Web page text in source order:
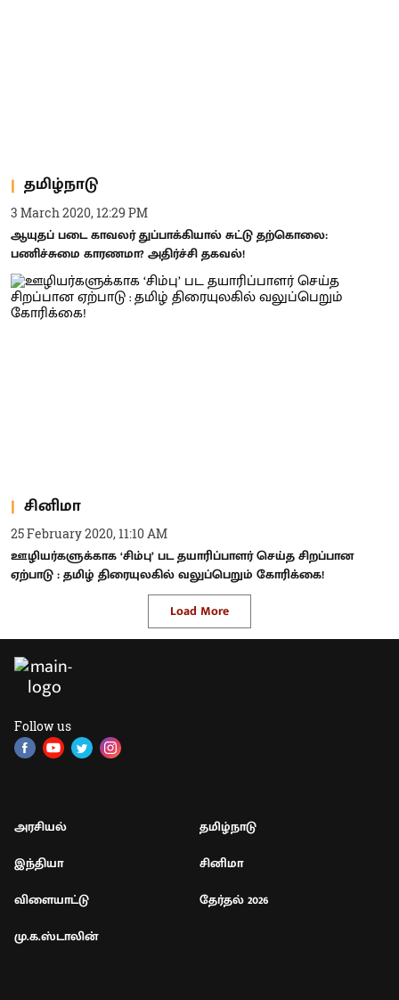
தமிழ்நாடு
3 March 2020, 12:29 PM
ஆயுதப் படை காவலர் துப்பாக்கியால் சுட்டு தற்கொலை:
பணிச்சுமை காரணமா? அதிர்ச்சி தகவல்!
சினிமா
25 February 2020, 11:10 AM
ஊழியர்களுக்காக ‘சிம்பு’ பட தயாரிப்பாளர் செய்த சிறப்பான
ஏற்பாடு : தமிழ் திரையுலகில் வலுப்பெறும் கோரிக்கை!
Load More
Follow us
அரசியல்
தமிழ்நாடு
இந்தியா
சினிமா
விளையாட்டு
தேர்தல் 2026
மு.க.ஸ்டாலின்